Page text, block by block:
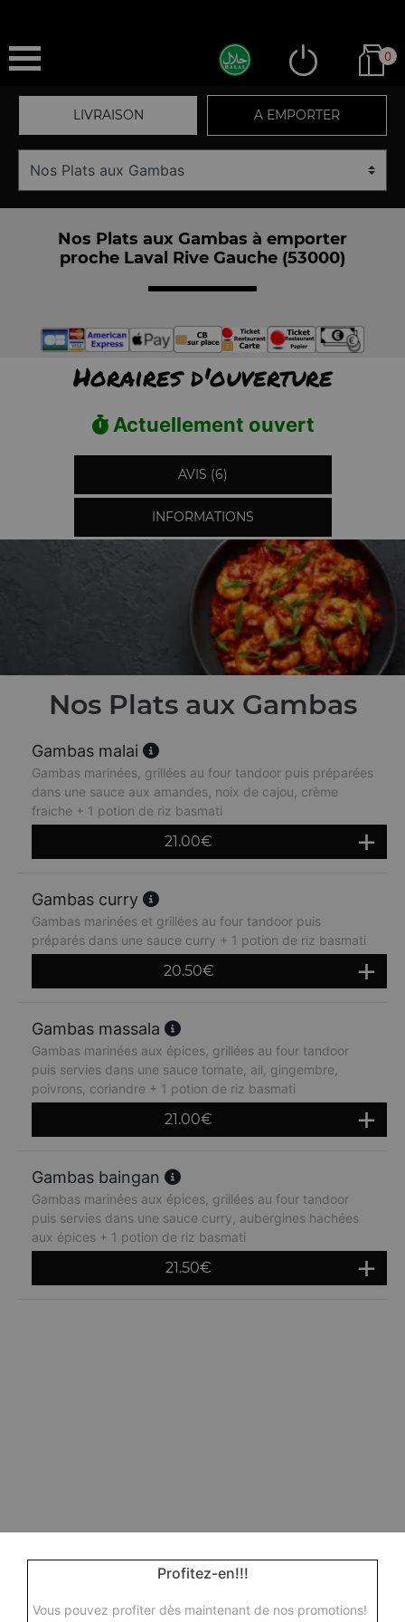
0
LIVRAISON A EMPORTER
Nos Plats aux Gambas à emporter
proche Laval Rive Gauche (53000)
Horaires d'ouverture
Actuellement ouvert
AVIS (6)
INFORMATIONS
Nos Plats aux Gambas
Gambas malai
Gambas marinées, grillées au four tandoor puis préparées
dans une sauce aux amandes, noix de cajou, crème
fraiche + 1 potion de riz basmati
21.00€
Gambas curry
Gambas marinées et grillées au four tandoor puis
préparés dans une sauce curry + 1 potion de riz basmati
20.50€
Gambas massala
Gambas marinées aux épices, grillées au four tandoor
puis servies dans une sauce tomate, ail, gingembre,
poivrons, coriandre + 1 potion de riz basmati
21.00€
Gambas baingan
Gambas marinées aux épices, grillées au four tandoor
puis servies dans une sauce curry, aubergines hachées
aux épices + 1 potion de riz basmati
21.50€
Profitez-en!!!
Vous pouvez profiter dès maintenant de nos promotions!